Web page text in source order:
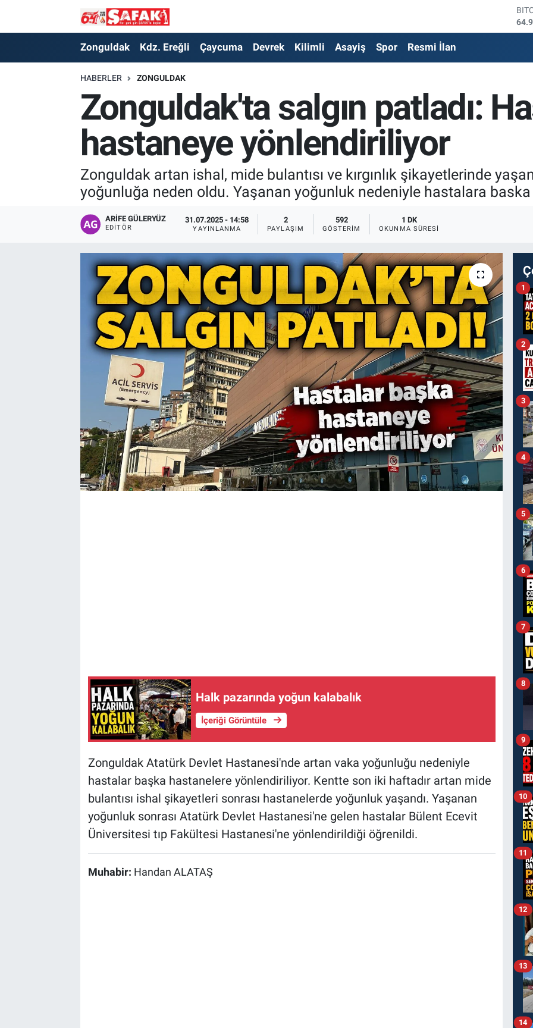
Zonguldak Kdz. Ereğli Çaycuma Devrek Kilimli Asayiş Spor Resmi İlan
HABERLER ZONGULDAK
Zonguldak'ta salgın patladı:
hastaneye yönlendiriliyor
Zonguldak artan ishal, mide bulantısı ve kırgınlık şikayetlerinde
yoğunluğa neden oldu. Yaşanan yoğunluk nedeniyle hastalara
ARIFE GÜLERYÜZ
EDITÖR
31.07.2025 - 14:58
YAYINLANMA
2
PAYLAŞIM
592
GÖSTERIM
1 DK
OKUNMA SÜRESI
Halk pazarında yoğun kalabalık
İçeriği Görüntüle
Zonguldak Atatürk Devlet Hastanesi'nde artan vaka yoğunluğu nedeniyle
hastalar başka hastanelere yönlendiriliyor. Kentte son iki haftadır artan mide
bulantısı ishal şikayetleri sonrası hastanelerde yoğunluk yaşandı. Yaşanan
yoğunluk sonrası Atatürk Devlet Hastanesi'ne gelen hastalar Bülent Ecevit
Üniversitesi tıp Fakültesi Hastanesi'ne yönlendirildiği öğrenildi.
Muhabir: Handan ALATAŞ
1
2
3
4
5
6
7
8
9
10
11
12
13
14
Zonguldak
Kdz. Ereğli
Zonguldak Nöbetçi Eczaneler
Zonguldak Hava Durumu
Zonguldak Namaz Vakitleri
Zonguldak Trafik Yoğunluk Haritası
Süper Lig Puan Durumu ve Fikstür
Tüm Manşetler
Son Dakika Haberleri